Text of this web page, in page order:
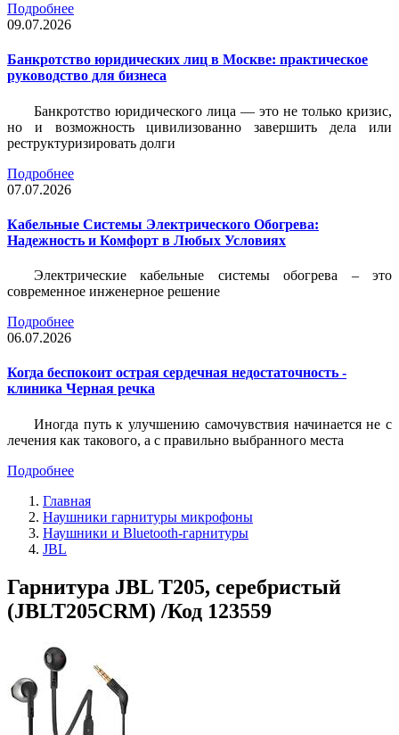
Подробнее
09.07.2026
Банкротство юридических лиц в Москве: практическое
руководство для бизнеса
Банкротство юридического лица — это не только кризис,
но и возможность цивилизованно завершить дела или
реструктуризировать долги
Подробнее
07.07.2026
Кабельные Системы Электрического Обогрева:
Надежность и Комфорт в Любых Условиях
Электрические кабельные системы обогрева – это
современное инженерное решение
Подробнее
06.07.2026
Когда беспокоит острая сердечная недостаточность -
клиника Черная речка
Иногда путь к улучшению самочувствия начинается не с
лечения как такового, а с правильно выбранного места
Подробнее
Главная
Наушники гарнитуры микрофоны
Наушники и Bluetooth-гарнитуры
JBL
Гарнитура JBL T205, серебристый
(JBLT205CRM) /Код 123559